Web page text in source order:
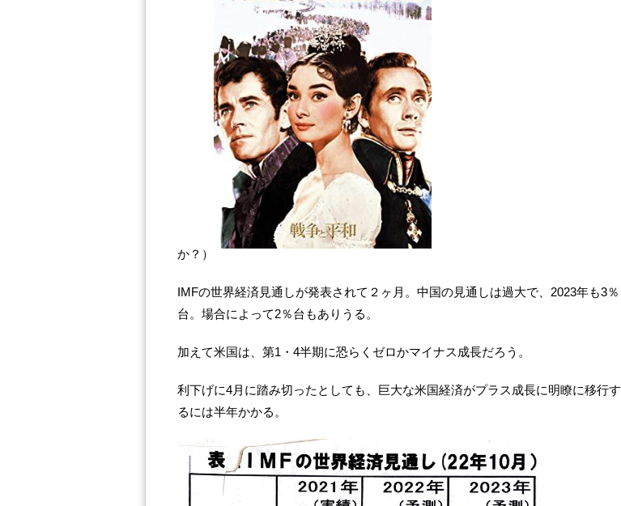
か？）
IMFの世界経済見通しが発表されて２ヶ月。中国の見通しは過大で、2023年も3％
台。場合によって2％台もありうる。
加えて米国は、第1・4半期に恐らくゼロかマイナス成長だろう。
利下げに4月に踏み切ったとしても、巨大な米国経済がプラス成長に明瞭に移行す
るには半年かかる。